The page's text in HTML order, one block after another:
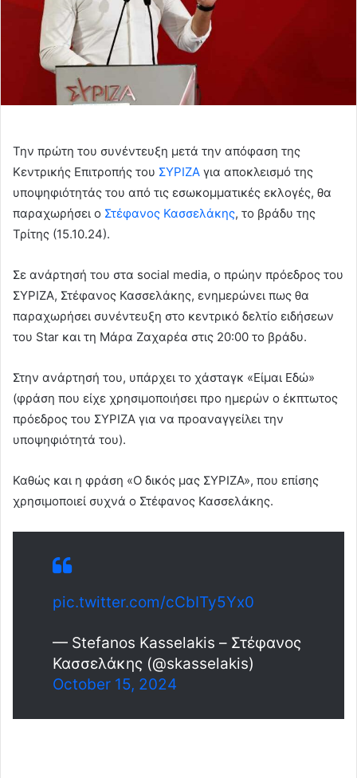
Την πρώτη του συνέντευξη μετά την απόφαση της
Κεντρικής Επιτροπής του ΣΥΡΙΖΑ για αποκλεισμό της
υποψηφιότητάς του από τις εσωκομματικές εκλογές, θα
παραχωρήσει ο Στέφανος Κασσελάκης, το βράδυ της
Τρίτης (15.10.24).
Σε ανάρτησή του στα social media, o πρώην πρόεδρος του
ΣΥΡΙΖΑ, Στέφανος Κασσελάκης, ενημερώνει πως θα
παραχωρήσει συνέντευξη στο κεντρικό δελτίο ειδήσεων
του Star και τη Μάρα Ζαχαρέα στις 20:00 το βράδυ.
Στην ανάρτησή του, υπάρχει το χάσταγκ «Είμαι Εδώ»
(φράση που είχε χρησιμοποιήσει προ ημερών ο έκπτωτος
πρόεδρος του ΣΥΡΙΖΑ για να προαναγγείλει την
υποψηφιότητά του).
Καθώς και η φράση «Ο δικός μας ΣΥΡΙΖΑ», που επίσης
χρησιμοποιεί συχνά ο Στέφανος Κασσελάκης.
pic.twitter.com/cCbITy5Yx0
— Stefanos Kasselakis – Στέφανος
Κασσελάκης (@skasselakis)
October 15, 2024